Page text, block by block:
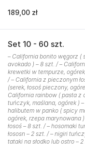
189,00 zł
Set 10 - 60 szt.
– California bonito węgorz (
avokado ) – 8 szt. / –
krewetki w tempurze,
/ – California z pieczonym
(serek, łosoś pieczony,
California rainbow ( pasta z
tuńczyk, maślana, ogórek )
halibutem w panko ( spicy
ogórek, rzepa marynowana
łosoś – 8 szt. / – hosomaki
łososn – 2 szt. / – nigiri
tataki na słodko lub ostro – 2